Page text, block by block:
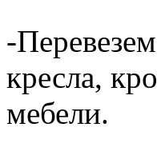
-
кресла,
мебели.